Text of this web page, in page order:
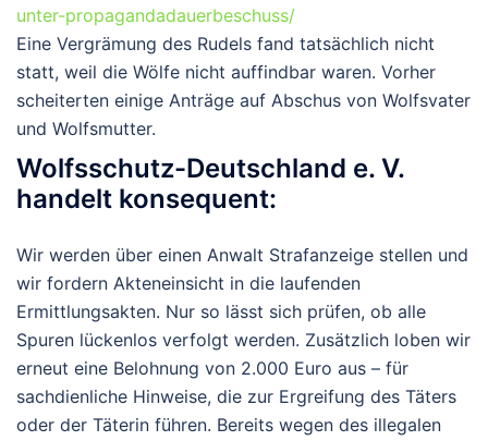
unter-propagandadauerbeschuss/
Eine Vergrämung des Rudels fand tatsächlich nicht
statt, weil die Wölfe nicht auffindbar waren. Vorher
scheiterten einige Anträge auf Abschus von Wolfsvater
und Wolfsmutter.
Wolfsschutz-Deutschland e. V.
handelt konsequent:
Wir werden über einen Anwalt Strafanzeige stellen und
wir fordern Akteneinsicht in die laufenden
Ermittlungsakten. Nur so lässt sich prüfen, ob alle
Spuren lückenlos verfolgt werden. Zusätzlich loben wir
erneut eine Belohnung von 2.000 Euro aus – für
sachdienliche Hinweise, die zur Ergreifung des Täters
oder der Täterin führen. Bereits wegen des illegalen